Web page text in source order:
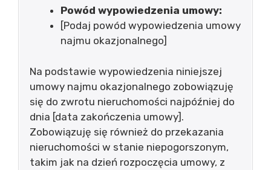
Powód wypowiedzenia umowy:
[Podaj powód wypowiedzenia umowy
najmu okazjonalnego]
Na podstawie wypowiedzenia niniejszej
umowy najmu okazjonalnego zobowiązuję
się do zwrotu nieruchomości najpóźniej do
dnia [data zakończenia umowy].
Zobowiązuję się również do przekazania
nieruchomości w stanie niepogorszonym,
takim jak na dzień rozpoczęcia umowy, z